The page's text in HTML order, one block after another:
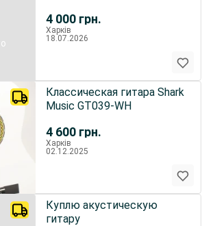
4 000 грн.
Харків
18.07.2026
4 600 грн.
Классическая гитара Shark
Music GT039-WH
Харків
02.12.2025
Куплю акустическую
гитару